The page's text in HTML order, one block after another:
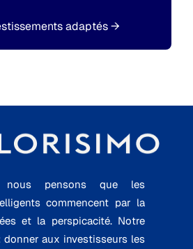
adaptés→
nous pensons que les
commencent par la
et la perspicacité. Notre
aux investisseurs les